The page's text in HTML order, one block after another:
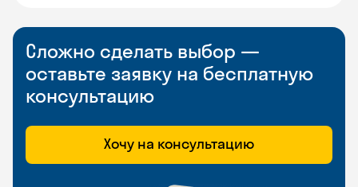
Сложно сделать выбор —
оставьте заявку на бесплатную
консультацию
Хочу на консультацию